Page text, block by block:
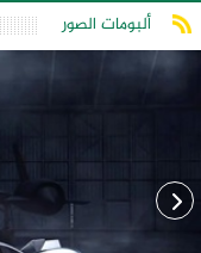
ألبومات الصور